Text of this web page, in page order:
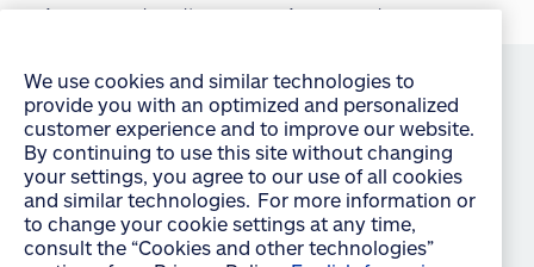
Assurance saisonnière
Assurance vie
Allstate du Canada, compagnie d’assurance, 2026
Conditions d’utilisation
É noncé sur la protection de la vie privée
Manage Cookie Settings
Accessibilité
customer experience and to improve our website.
By continuing to use this site without changing
your settings, you agree to our use of all cookies
and similar technologies. For more information or
to change your cookie settings at any time,
consult the “Cookies and other technologies”
section of our Privacy Policy:English français